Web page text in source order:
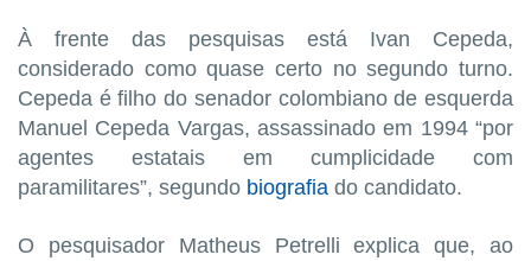
À frente das pesquisas está Ivan Cepeda,
considerado como quase certo no segundo turno.
Cepeda é filho do senador colombiano de esquerda
Manuel Cepeda Vargas, assassinado em 1994 “por
agentes estatais em cumplicidade com
paramilitares”, segundo biografia do candidato.
O pesquisador Matheus Petrelli explica que, ao